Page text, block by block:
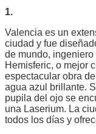
1.
Valencia es un
ciudad y fue
de mundo,
Hemisferic, o mejor
espectacular obra
agua azul brillante.
pupila del ojo se
una Laserium. La
todos los días y